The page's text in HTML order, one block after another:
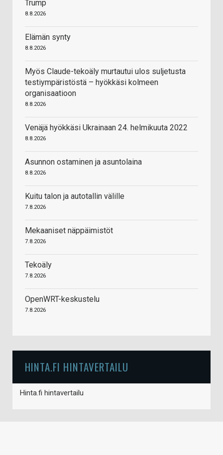
Trump
8.8.2026
Elämän synty
8.8.2026
Myös Claude-tekoäly murtautui ulos suljetusta
testiympäristöstä – hyökkäsi kolmeen
organisaatioon
8.8.2026
Venäjä hyökkäsi Ukrainaan 24. helmikuuta 2022
8.8.2026
Asunnon ostaminen ja asuntolaina
8.8.2026
Kuitu talon ja autotallin välille
7.8.2026
Mekaaniset näppäimistöt
7.8.2026
Tekoäly
7.8.2026
OpenWRT-keskustelu
7.8.2026
HINTA.FI HINTAVERTAILU
Hinta.fi hintavertailu